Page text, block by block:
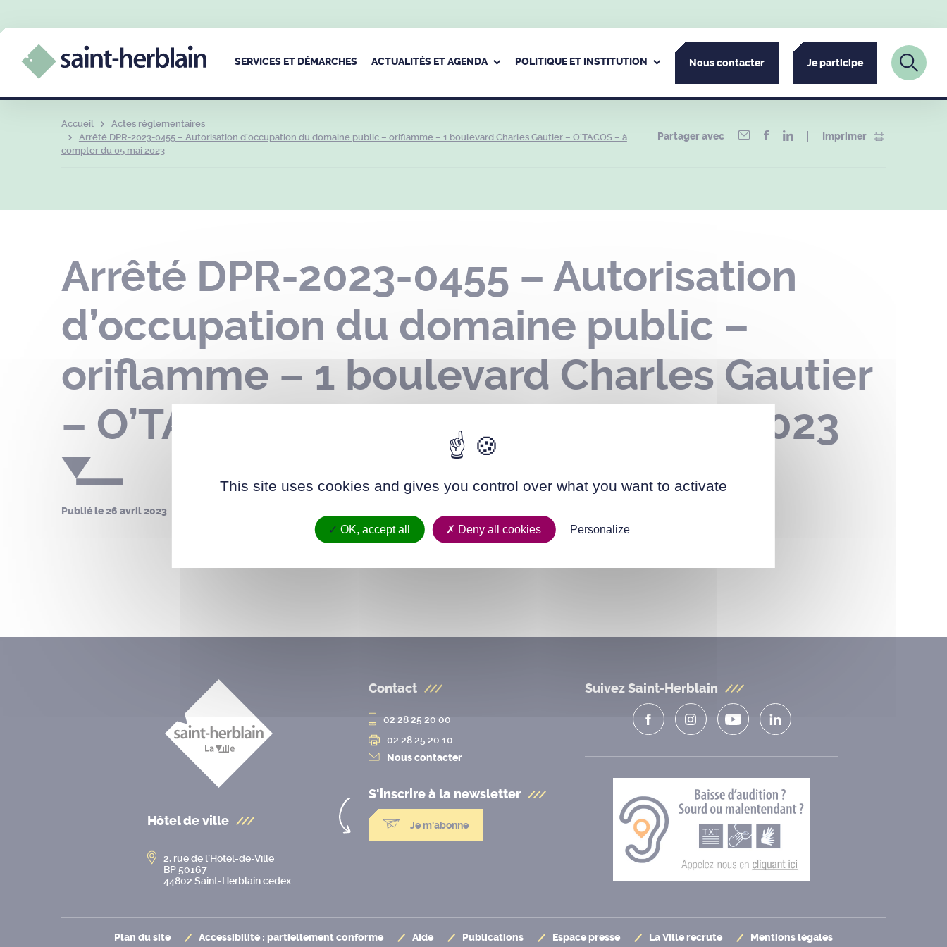
SERVICES ET DÉMARCHES ACTUALITÉS ET AGENDA POLITIQUE ET INSTITUTION Nous contacter Je participe
Accueil
Actes réglementaires
Arrêté DPR-2023-0455 – Autorisation d’occupation du domaine public – oriflamme – 1 boulevard Charles Gautier – O’TACOS – à
compter du 05 mai 2023
Partager avec Imprimer
Arrêté DPR-2023-0455 – Autorisation
d’occupation du domaine public –
oriflamme – 1 boulevard Charles Gautier
– O’TACOS – à compter du 05 mai 2023
Publié le26 avril 2023
Hôtel de ville
2, rue de l’Hôtel-de-Ville
BP 50167
44802 Saint-Herblain cedex
Contact
02 28 25 20 00
02 28 25 20 10
Nous contacter
S'inscrire à la newsletter
Je m'abonne
Suivez Saint-Herblain
Plan du site Accessibilité : partiellement conforme Aide Publications Espace presse La Ville recrute
Mentions légales
This site uses cookies and gives you control over what you want to activate
OK, accept all Deny all cookies Personalize